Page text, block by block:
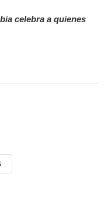
celebra a quienes